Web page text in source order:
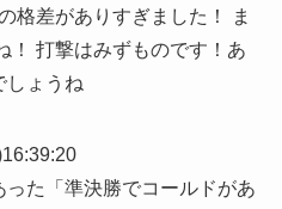
格差がありすぎました！ ま
！ 打撃はみずものです！あ
しょうね
た「準決勝でコールドがあ